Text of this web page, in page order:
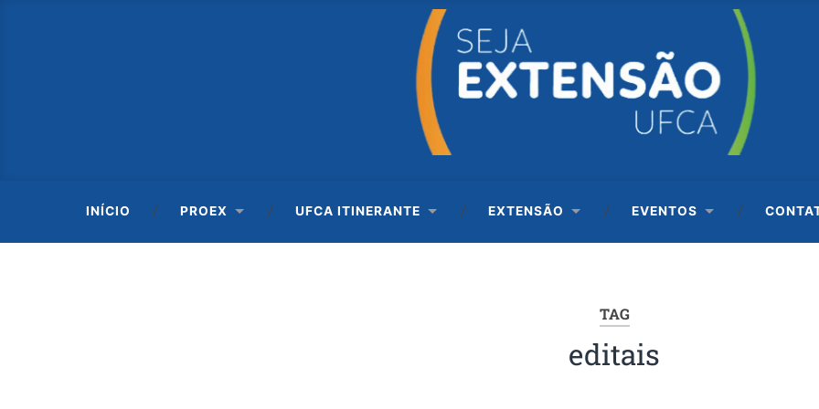
INÍCIO PROEX UFCA ITINERANTE EXTENSÃO EVENTOS
TAG
editais